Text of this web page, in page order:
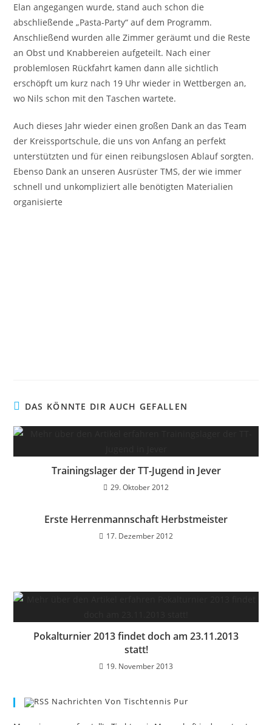
Elan angegangen wurde, stand auch schon die
abschließende „Pasta-Party“ auf dem Programm.
Anschließend wurden alle Zimmer geräumt und die Reste
an Obst und Knabbereien aufgeteilt. Nach einer
problemlosen Rückfahrt kamen dann alle sichtlich
erschöpft um kurz nach 19 Uhr wieder in Wettbergen an,
wo Nils schon mit den Taschen wartete.
Auch dieses Jahr wieder einen großen Dank an das Team
der Kreissportschule, die uns von Anfang an perfekt
unterstützten und für einen reibungslosen Ablauf sorgten.
Ebenso Dank an unseren Ausrüster TMS, der wie immer
schnell und unkompliziert alle benötigten Materialien
organisierte
DAS KÖNNTE DIR AUCH GEFALLEN
Trainingslager der TT-Jugend in Jever
29. Oktober 2012
Erste Herrenmannschaft Herbstmeister
17. Dezember 2012
Pokalturnier 2013 findet doch am 23.11.2013
statt!
19. November 2013
Nachrichten Von Tischtennis Pur